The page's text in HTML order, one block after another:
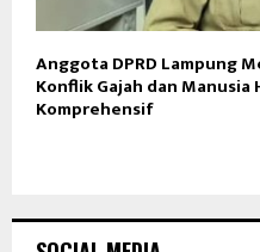
Anggota DPRD Lampung
Konflik Gajah dan Manusia
Komprehensif